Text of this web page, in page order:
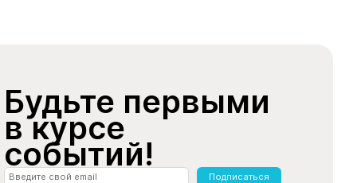
Будьте первыми
в курсе
событий!
Подписаться